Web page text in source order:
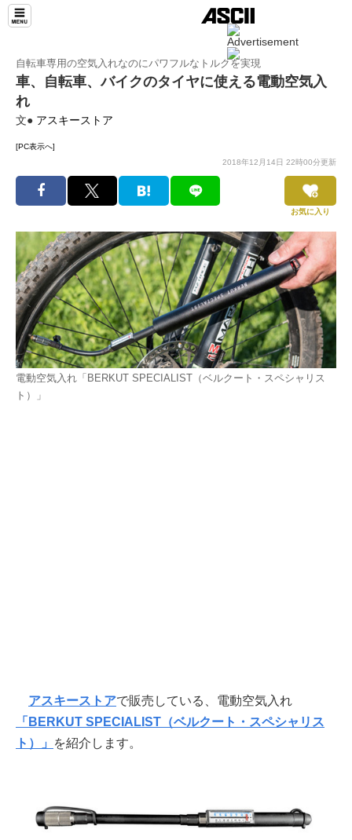
自転車専用の空気入れなのにパワフルなトルクを実現
車、自転車、バイクのタイヤに使える電動空気入
れ
文● アスキーストア
[PC表示へ]
2018年12月14日 22時00分更新
お気に入り
電動空気入れ「BERKUT SPECIALIST（ベルクート・スペシャリス
ト）」
アスキーストアで販売している、電動空気入れ
「BERKUT SPECIALIST（ベルクート・スペシャリス
ト）」
を紹介します。